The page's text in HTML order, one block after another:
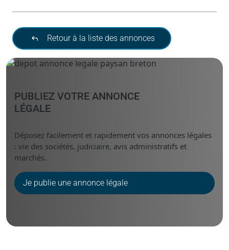
Retour à la liste des annonces
PUBLIEZ VOTRE ANNONCE
LÉGALE
Déposez facilement et rapidement vos annonces légales
: vie des sociétés, judiciaire, avis administratifs et
marchés.
Je publie une annonce légale